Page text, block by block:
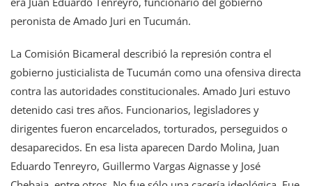
peronista de Amado Juri en Tucumán.
La Comisión Bicameral describió la represión contra el
gobierno justicialista de Tucumán como una ofensiva directa
contra las autoridades constitucionales. Amado Juri estuvo
detenido casi tres años. Funcionarios, legisladores y
dirigentes fueron encarcelados, torturados, perseguidos o
desaparecidos. En esa lista aparecen Dardo Molina, Juan
Eduardo Tenreyro, Guillermo Vargas Aignasse y José